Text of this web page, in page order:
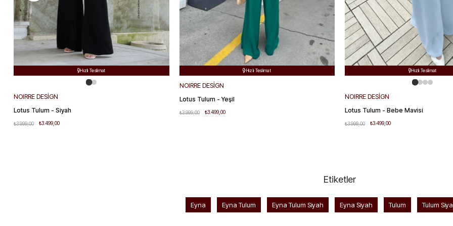
 Ücretsiz Kargo
Hızlı Teslimat
Kolay Değişim
NOIRRE DESİGN
Lotus Tulum - Siyah
₺3.499,00
₺3.999,00
 Ücretsiz Kargo
Hızlı Teslimat
Kolay Değişim
NOIRRE DESİGN
Lotus Tulum - Yeşil
Ücretsiz Kargo
Hızlı Teslimat
Kolay Değişim
NOIRRE DESİGN
Lotus Tulum - Bebe Mavisi
₺3.499,00
₺3.999,00
Etiketler
Eyna Eyna Tulum Eyna Tulum Siyah Eyna Siyah Tulum Tulum